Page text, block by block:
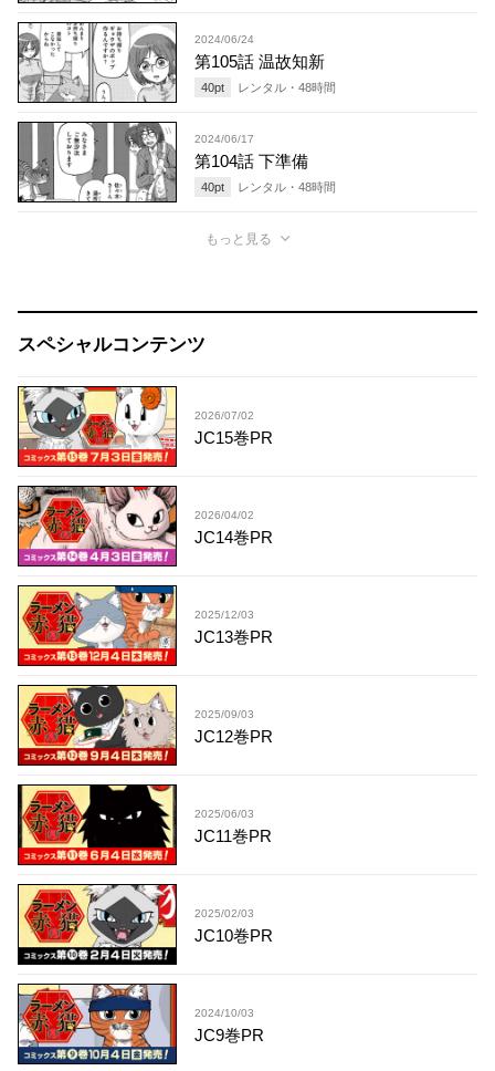
2024/06/24
第105話 温故知新
40pt レンタル・ 48時間
2024/06/17
第104話 下準備
40pt レンタル・ 48時間
もっと見る
スペシャルコンテンツ
2026/07/02
JC15巻PR
2026/04/02
JC14巻PR
2025/12/03
JC13巻PR
2025/09/03
JC12巻PR
2025/06/03
JC11巻PR
2025/02/03
JC10巻PR
2024/10/03
JC9巻PR